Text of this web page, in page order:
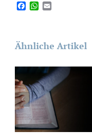
FacebookWhatsApp
Ähnliche Artikel